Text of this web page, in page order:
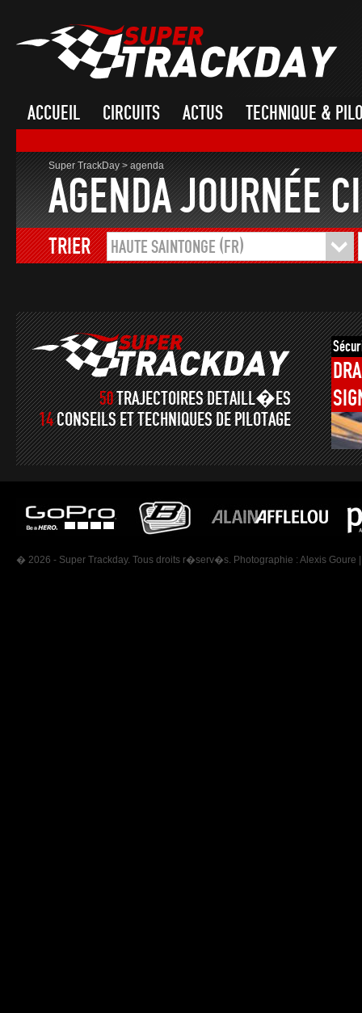
ACCUEIL CIRCUITS ACTUS TECHNIQUE &
Super TrackDay>agenda
AGENDA JOURNÉE
TRIER HAUTE SAINTONGE (FR)
50TRAJECTOIRES DETAILL�ES
14CONSEILS ET TECHNIQUES DE PILOTAGE
� 2026 - Super Trackday. Tous droits r�serv�s. Photographie : Alexis Goure